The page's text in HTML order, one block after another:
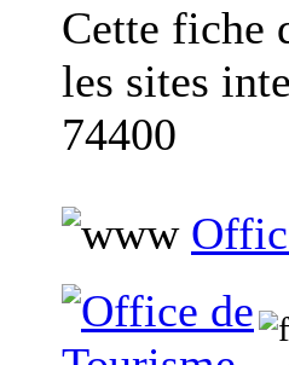
Cette fiche
les sites
74400